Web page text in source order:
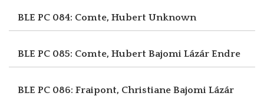
BLE PC 084: Comte, Hubert Unknown
BLE PC 085: Comte, Hubert Bajomi Lázár Endre
BLE PC 086: Fraipont, Christiane Bajomi Lázár